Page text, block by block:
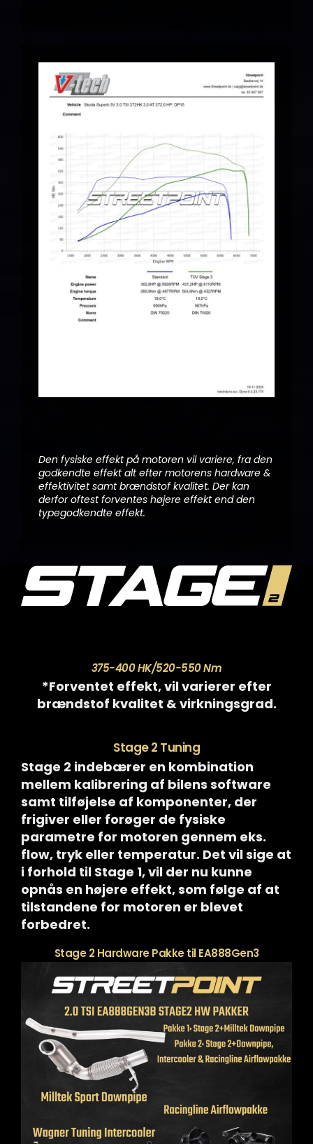
Den fysiske effekt på motoren vil variere, fra den
godkendte effekt alt efter motorens hardware &
effektivitet samt brændstof kvalitet. Der kan
derfor oftest forventes højere effekt end den
typegodkendte effekt.
375-400 HK/520-550 Nm
*Forventet effekt, vil varierer efter
brændstof kvalitet & virkningsgrad.
Stage 2 Tuning
Stage 2 indebærer en kombination
mellem kalibrering af bilens software
samt tilføjelse af komponenter, der
frigiver eller forøger de fysiske
parametre for motoren gennem eks.
flow, tryk eller temperatur. Det vil sige at
i forhold til Stage 1, vil der nu kunne
opnås en højere effekt, som følge af at
tilstandene for motoren er blevet
forbedret.
Stage 2 Hardware Pakke til EA888Gen3